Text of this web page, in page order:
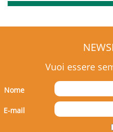
Vuoi essere
Nome
E-mail